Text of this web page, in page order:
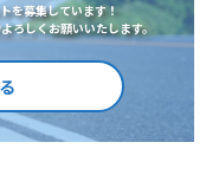
を募集しています！
ろしくお願いいたします。